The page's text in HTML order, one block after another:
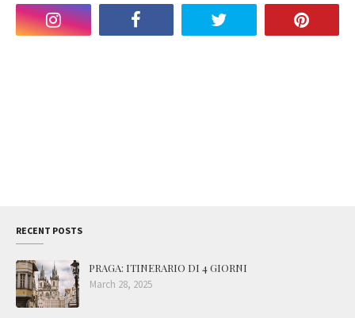
RECENT POSTS
PRAGA: ITINERARIO DI 4 GIORNI
March 28, 2025